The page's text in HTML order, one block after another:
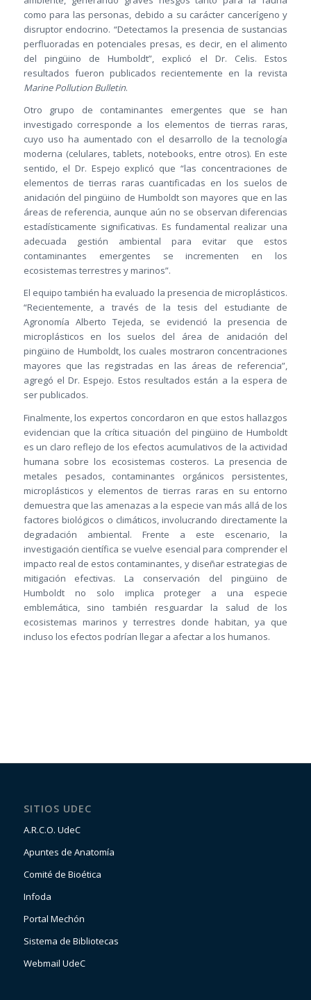
como para las personas, debido a su carácter cancerígeno y
disruptor endocrino. “Detectamos la presencia de sustancias
perfluoradas en potenciales presas, es decir, en el alimento
del pingüino de Humboldt”, explicó el Dr. Celis. Estos
resultados fueron publicados recientemente en la revista
Marine Pollution Bulletin.
Otro grupo de contaminantes emergentes que se han
investigado corresponde a los elementos de tierras raras,
cuyo uso ha aumentado con el desarrollo de la tecnología
moderna (celulares, tablets, notebooks, entre otros). En este
sentido, el Dr. Espejo explicó que “las concentraciones de
elementos de tierras raras cuantificadas en los suelos de
anidación del pingüino de Humboldt son mayores que en las
áreas de referencia, aunque aún no se observan diferencias
estadísticamente significativas. Es fundamental realizar una
adecuada gestión ambiental para evitar que estos
contaminantes emergentes se incrementen en los
ecosistemas terrestres y marinos”.
El equipo también ha evaluado la presencia de microplásticos.
“Recientemente, a través de la tesis del estudiante de
Agronomía Alberto Tejeda, se evidenció la presencia de
microplásticos en los suelos del área de anidación del
pingüino de Humboldt, los cuales mostraron concentraciones
mayores que las registradas en las áreas de referencia”,
agregó el Dr. Espejo. Estos resultados están a la espera de
ser publicados.
Finalmente, los expertos concordaron en que estos hallazgos
evidencian que la crítica situación del pingüino de Humboldt
es un claro reflejo de los efectos acumulativos de la actividad
humana sobre los ecosistemas costeros. La presencia de
metales pesados, contaminantes orgánicos persistentes,
microplásticos y elementos de tierras raras en su entorno
demuestra que las amenazas a la especie van más allá de los
factores biológicos o climáticos, involucrando directamente la
degradación ambiental. Frente a este escenario, la
investigación científica se vuelve esencial para comprender el
impacto real de estos contaminantes, y diseñar estrategias de
mitigación efectivas. La conservación del pingüino de
Humboldt no solo implica proteger a una especie
emblemática, sino también resguardar la salud de los
ecosistemas marinos y terrestres donde habitan, ya que
incluso los efectos podrían llegar a afectar a los humanos.
SITIOS UDEC
A.R.C.O. UdeC
Apuntes de Anatomía
Comité de Bioética
Infoda
Portal Mechón
Sistema de Bibliotecas
Webmail UdeC